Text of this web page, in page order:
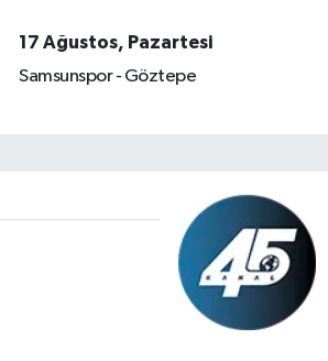
17 Ağustos, Pazartesi
Samsunspor - Göztepe